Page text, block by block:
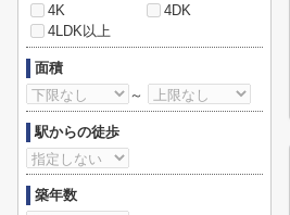
4K
4DK
4LDK以上
面積
～
駅からの徒歩
築年数